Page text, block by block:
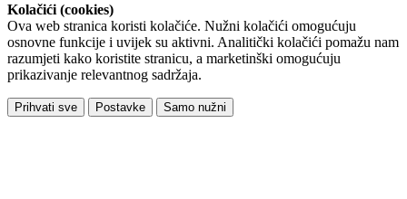
Kolačići (cookies)
Ova web stranica koristi kolačiće. Nužni kolačići omogućuju
osnovne funkcije i uvijek su aktivni. Analitički kolačići pomažu nam
razumjeti kako koristite stranicu, a marketinški omogućuju
prikazivanje relevantnog sadržaja.
Prihvati sve Postavke Samo nužni